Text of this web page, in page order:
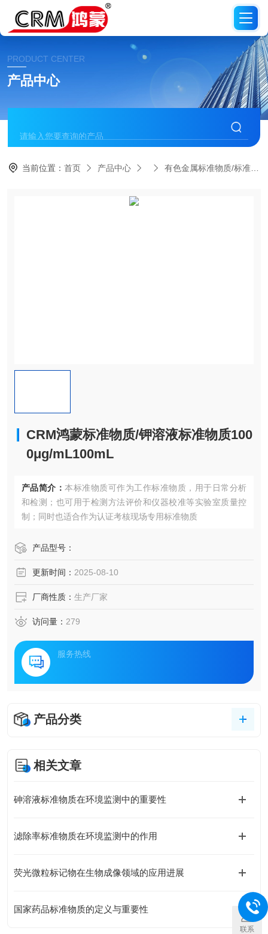
PRODUCT CENTER
产品中心
当前位置：首页 产品中心 有色金属标准物质/标准品
CRM鸿蒙标准物质/钾溶液标准物质100
0μg/mL100mL
产品简介： 本标准物质可作为工作标准物质，用于日常分析
和检测；也可用于检测方法评价和仪器校准等实验室质量控
制；同时也适合作为认证考核现场专用标准物质
产品型号：
更新时间： 2025-08-10
厂商性质： 生产厂家
访问量： 279
服务热线
产品分类
相关文章
砷溶液标准物质在环境监测中的重要性
滤除率标准物质在环境监测中的作用
荧光微粒标记物在生物成像领域的应用进展
国家药品标准物质的定义与重要性
联系